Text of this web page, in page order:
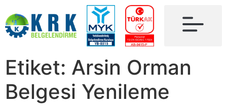
Etiket: Arsin Orman
Belgesi Yenileme